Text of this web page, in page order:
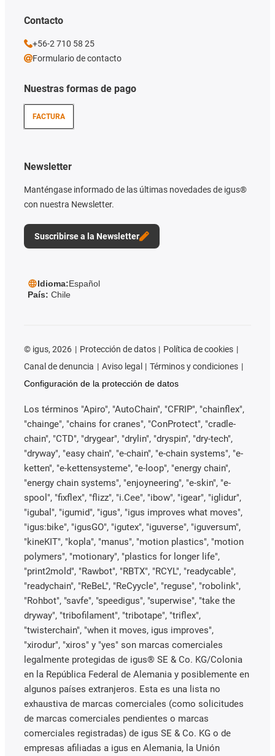
Nuestras formas de pago
FACTURA
Newsletter
Manténgase informado de las últimas novedades de igus®
con nuestra Newsletter.
Suscribirse a la Newsletter
Contacto
+56-2 710 58 25
Formulario de contacto
Idioma:Español
País: Chile
© igus, 2026 Protección de datos
Política de cookies
Canal de denuncia
Aviso legal
Términos y condiciones
Configuración de la protección de datos
Los términos "Apiro", "AutoChain", "CFRIP", "chainflex",
"chainge", "chains for cranes", "ConProtect", "cradle-
chain", "CTD", "drygear", "drylin", "dryspin", "dry-tech",
"dryway", "easy chain", "e-chain", "e-chain systems", "e-
ketten", "e-kettensysteme", "e-loop", "energy chain",
"energy chain systems", "enjoyneering", "e-skin", "e-
spool", "fixflex", "flizz", "i.Cee", "ibow", "igear", "iglidur",
"igubal", "igumid", "igus", "igus improves what moves",
"igus:bike", "igusGO", "igutex", "iguverse", "iguversum",
"kineKIT", "kopla", "manus", "motion plastics", "motion
polymers", "motionary", "plastics for longer life",
"print2mold", "Rawbot", "RBTX", "RCYL", "readycable",
"readychain", "ReBeL", "ReCyycle", "reguse", "robolink",
"Rohbot", "savfe", "speedigus", "superwise", "take the
dryway", "tribofilament", "tribotape", "triflex",
"twisterchain", "when it moves, igus improves",
"xirodur", "xiros" y "yes" son marcas comerciales
legalmente protegidas de igus® SE & Co. KG/Colonia
en la República Federal de Alemania y posiblemente en
algunos países extranjeros. Esta es una lista no
exhaustiva de marcas comerciales (como solicitudes
de marcas comerciales pendientes o marcas
comerciales registradas) de igus SE & Co. KG o de
empresas afiliadas a igus en Alemania, la Unión